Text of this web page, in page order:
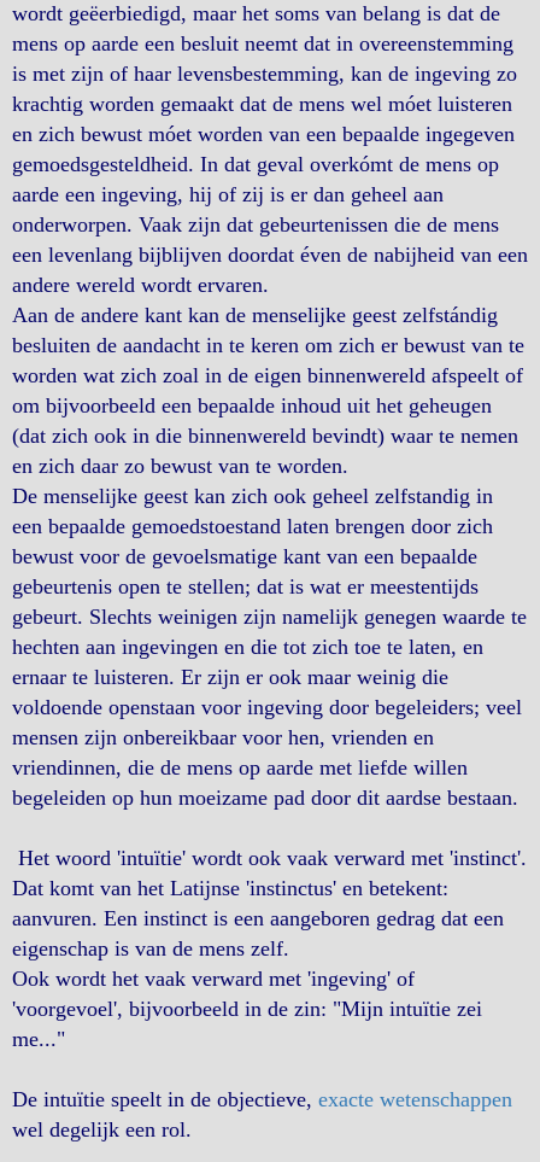
wordt geëerbiedigd, maar het soms van belang is dat de
mens op aarde een besluit neemt dat in overeenstemming
is met zijn of haar levensbestemming, kan de ingeving zo
krachtig worden gemaakt dat de mens wel móet luisteren
en zich bewust móet worden van een bepaalde ingegeven
gemoedsgesteldheid. In dat geval overkómt de mens op
aarde een ingeving, hij of zij is er dan geheel aan
onderworpen. Vaak zijn dat gebeurtenissen die de mens
een levenlang bijblijven doordat éven de nabijheid van een
andere wereld wordt ervaren.
Aan de andere kant kan de menselijke geest zelfstándig
besluiten de aandacht in te keren om zich er bewust van te
worden wat zich zoal in de eigen binnenwereld afspeelt of
om bijvoorbeeld een bepaalde inhoud uit het geheugen
(dat zich ook in die binnenwereld bevindt) waar te nemen
en zich daar zo bewust van te worden.
De menselijke geest kan zich ook geheel zelfstandig in
een bepaalde gemoedstoestand laten brengen door zich
bewust voor de gevoelsmatige kant van een bepaalde
gebeurtenis open te stellen; dat is wat er meestentijds
gebeurt. Slechts weinigen zijn namelijk genegen waarde te
hechten aan ingevingen en die tot zich toe te laten, en
ernaar te luisteren. Er zijn er ook maar weinig die
voldoende openstaan voor ingeving door begeleiders; veel
mensen zijn onbereikbaar voor hen, vrienden en
vriendinnen, die de mens op aarde met liefde willen
begeleiden op hun moeizame pad door dit aardse bestaan.
Het woord 'intuïtie' wordt ook vaak verward met 'instinct'.
Dat komt van het Latijnse 'instinctus' en betekent:
aanvuren. Een instinct is een aangeboren gedrag dat een
eigenschap is van de mens zelf.
Ook wordt het vaak verward met 'ingeving' of
'voorgevoel', bijvoorbeeld in de zin: "Mijn intuïtie zei
me..."
De intuïtie speelt in de objectieve, exacte wetenschappen
wel degelijk een rol.